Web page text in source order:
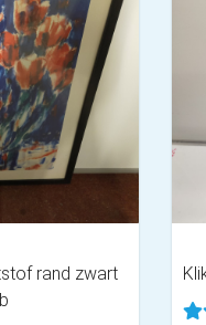
rand zwart